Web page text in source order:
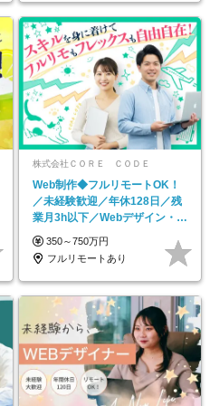
株式会社ＣＯＲＥ ＣＯＤＥ
Web制作◆フルリモートOK！
／未経験歓迎／年休128日／残
業月3h以下／Webデザイン・
ECサイトやHP制作
350～750万円
フルリモートあり